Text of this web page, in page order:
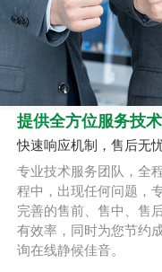
提供全方位服务技
快速响应机制，售后无
专业技术服务团队，全
程中，出现任何问题，
完善的售前、售中、售
有效率，同时为您节约
询在线静候佳音。